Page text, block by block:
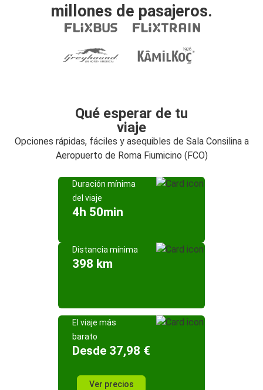
millones de pasajeros.
Qué esperar de tu
viaje
Opciones rápidas, fáciles y asequibles de Sala Consilina a
Aeropuerto de Roma Fiumicino (FCO)
Duración mínima
del viaje
4h 50min
Distancia mínima
398 km
El viaje más
barato
Desde 37,98 €
Ver precios